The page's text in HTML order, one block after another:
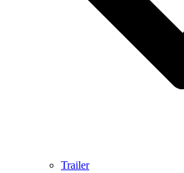
Trailer